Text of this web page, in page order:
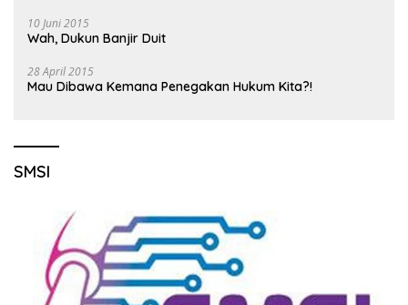
10 Juni 2015
Wah, Dukun Banjir Duit
28 April 2015
Mau Dibawa Kemana Penegakan Hukum Kita?!
SMSI